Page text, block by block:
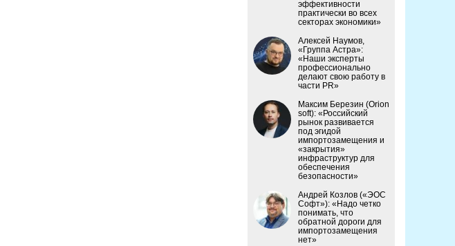
эффективности
практически во всех
секторах экономики»
Алексей Наумов,
«Группа Астра»:
«Наши эксперты
профессионально
делают свою работу в
части PR»
Максим Березин (Orion
soft): «Российский
рынок развивается
под эгидой
импортозамещения и
«закрытия»
инфраструктур для
обеспечения
безопасности»
Андрей Козлов («ЭОС
Софт»): «Надо четко
понимать, что
обратной дороги для
импортозамещения
нет»